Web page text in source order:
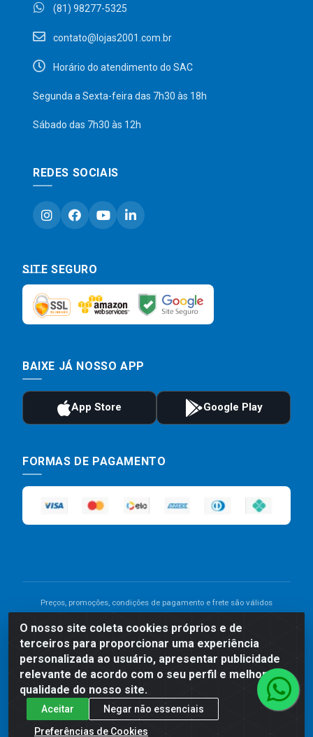
O nosso site coleta cookies próprios e de
terceiros para proporcionar uma experiência
personalizada ao usuário, apresentar publicidade
relevante de acordo com o seu perfil e melhorar a
qualidade do nosso site.
Aceitar
Negar não essenciais
Preferências de Cookies
(81) 98277-5325
contato@lojas2001.com.br
Horário do atendimento do SAC
Segunda a Sexta-feira das 7h30 às 18h
Sábado das 7h30 às 12h
REDES SOCIAIS
SITE SEGURO
BAIXE JÁ NOSSO APP
FORMAS DE PAGAMENTO
Preços, promoções, condições de pagamento e frete são válidos
divergência de preço de um produto, será válido o preço que for
exibido no carrinho de compras do site no momento do pagamento.
As vendas estão sujeitas a análise e disponibilidade do estoque.
Imagens de produtos meramente ilustrativas.
Comercial de Construção 2001 LTDA - Av. Congresso
Eucarístico, 1179 - São José, Carpina - PE - CEP: 55811-
000 - 70.220.389/0001-66